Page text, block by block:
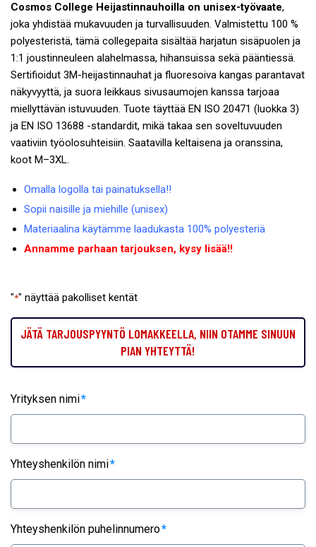
Cosmos College Heijastinnauhoilla on unisex-työvaate,
joka yhdistää mukavuuden ja turvallisuuden. Valmistettu 100 %
polyesteristä, tämä collegepaita sisältää harjatun sisäpuolen ja
1:1 joustinneuleen alahelmassa, hihansuissa sekä pääntiessä.
Sertifioidut 3M-heijastinnauhat ja fluoresoiva kangas parantavat
näkyvyyttä, ja suora leikkaus sivusaumojen kanssa tarjoaa
miellyttävän istuvuuden. Tuote täyttää EN ISO 20471 (luokka 3)
ja EN ISO 13688 -standardit, mikä takaa sen soveltuvuuden
vaativiin työolosuhteisiin. Saatavilla keltaisena ja oranssina,
koot M–3XL.
Omalla logolla tai painatuksella!!
Sopii naisille ja miehille (unisex)
Materiaalina käytämme laadukasta 100% polyesteriä
Annamme parhaan tarjouksen, kysy lisää!!
"*" näyttää pakolliset kentät
JÄTÄ TARJOUSPYYNTÖ LOMAKKEELLA, NIIN OTAMME SINUUN
PIAN YHTEYTTÄ!
Yrityksen nimi*
Yhteyshenkilön nimi*
Yhteyshenkilön puhelinnumero*